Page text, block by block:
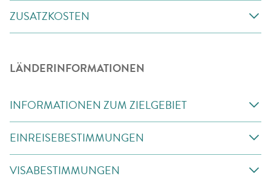
ZUSATZKOSTEN
LÄNDERINFORMATIONEN
INFORMATIONEN ZUM ZIELGEBIET
EINREISEBESTIMMUNGEN
VISABESTIMMUNGEN